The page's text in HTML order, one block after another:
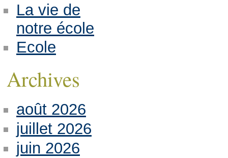
La vie de
notre école
Ecole
Archives
août 2026
juillet 2026
juin 2026